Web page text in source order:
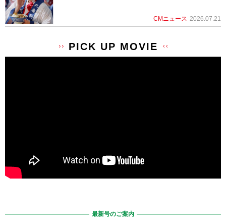
CMニュース 2026.07.21
PICK UP MOVIE
最新号のご案内